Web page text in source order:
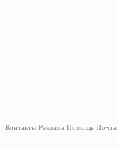
Контакты Реклама Помощь Почта